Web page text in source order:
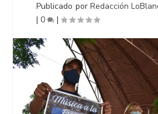
Publicado por Redacción
|0 |